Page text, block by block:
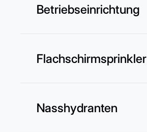
Betriebseinrichtung
Flachschirmsprinkler
Nasshydranten